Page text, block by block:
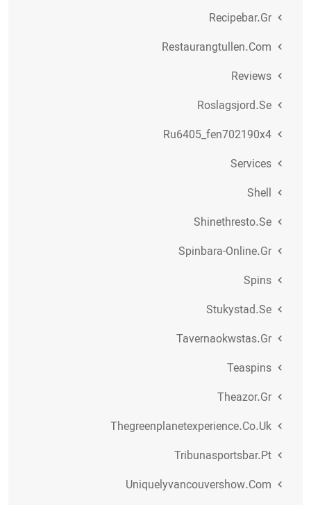
Recipebar.gr
Restaurangtullen.com
Reviews
Roslagsjord.se
Ru6405_fen702190x4
Services
Shell
Shinethresto.se
Spinbara-Online.gr
Spins
Stukystad.se
Tavernaokwstas.gr
Teaspins
Theazor.gr
Thegreenplanetexperience.co.uk
Tribunasportsbar.pt
Uniquelyvancouvershow.com